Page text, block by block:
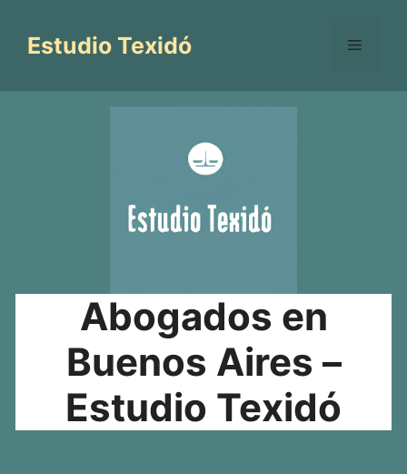
contenido
Estudio Texidó Menú
Abogados en
Buenos Aires –
Estudio Texidó